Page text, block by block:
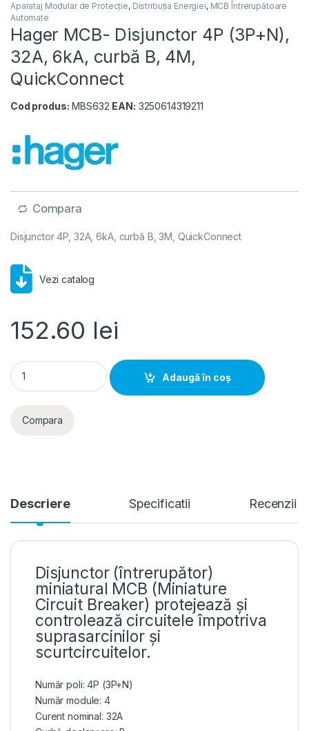
Aparataj Modular de Protecție, Distribuția Energiei, MCB Întrerupătoare
Automate
Hager MCB- Disjunctor 4P (3P+N),
32A, 6kA, curbă B, 4M,
QuickConnect
Cod produs: MBS632 EAN: 3250614319211
Compara
Disjunctor 4P, 32A, 6kA, curbă B, 3M, QuickConnect
Vezi catalog
152.60 lei
Hager MCB- Disjunctor 4P (3P+N), 32A, 6kA, curbă B, 4M,
Adaugă în coș
Compara
Descriere Specificatii Recenzii
Disjunctor (întrerupător)
miniatural MCB (Miniature
Circuit Breaker) protejează și
controlează circuitele împotriva
suprasarcinilor și
scurtcircuitelor.
Număr poli: 4P (3P+N)
Număr module: 4
Curent nominal: 32A